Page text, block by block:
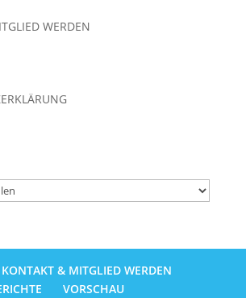
WERDEN
KONTAKT & MITGLIED WERDEN
VORSCHAU